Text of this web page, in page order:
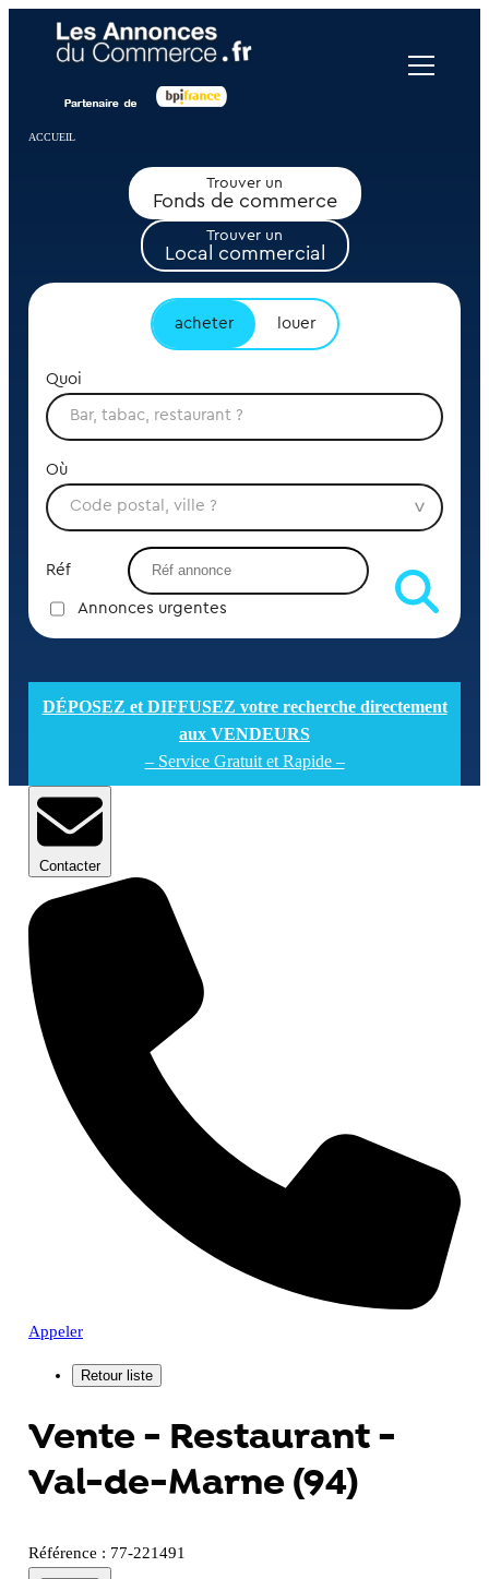
ACCUEIL
Trouver un
Fonds de commerce
Trouver un
Local commercial
acheter louer
Quoi
Où
Réf
Annonces urgentes
DÉPOSEZ et DIFFUSEZ votre recherche directement
aux VENDEURS
– Service Gratuit et Rapide –
Contacter
Appeler
Vente - Restaurant -
Val-de-Marne (94)
Référence : 77-221491
Panneau de gestion des cookies